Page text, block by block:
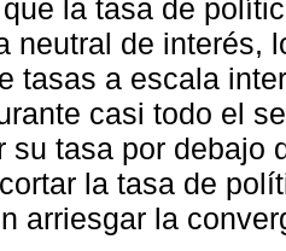
la tasa de
neutral de interés,
tasas a escala
casi todo el
su tasa por debajo
la tasa de
arriesgar la